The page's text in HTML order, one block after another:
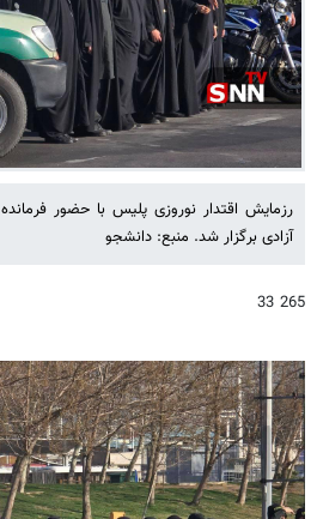
رزمایش اقتدار نوروزی پلیس با حضور
آزادی برگزار شد. منبع: دانشجو
265 33